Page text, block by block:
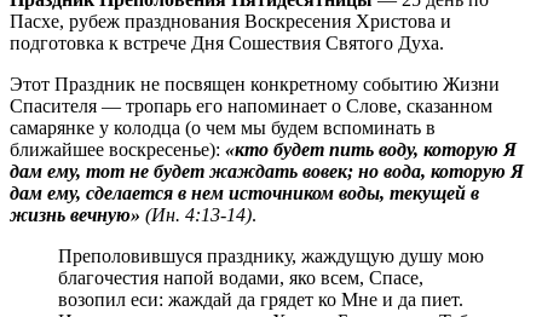
Пасхе, рубеж празднования Воскресения Христова и
подготовка к встрече Дня Сошествия Святого Духа.
Этот Праздник не посвящен конкретному событию Жизни
Спасителя — тропарь его напоминает о Слове, сказанном
самарянке у колодца (о чем мы будем вспоминать в
ближайшее воскресенье): «кто будет пить воду, которую Я
дам ему, тот не будет жаждать вовек; но вода, которую Я
дам ему, сделается в нем источником воды, текущей в
жизнь вечную» (Ин. 4:13-14).
Преполовившуся празднику, жаждущую душу мою
благочестия напой водами, яко всем, Спасе,
возопил еси: жаждай да грядет ко Мне и да пиет.